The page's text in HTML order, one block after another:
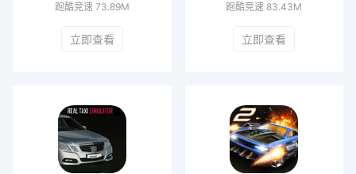
跑酷竞速73.89M
立即查看
跑酷竞速 83.43M
立即查看